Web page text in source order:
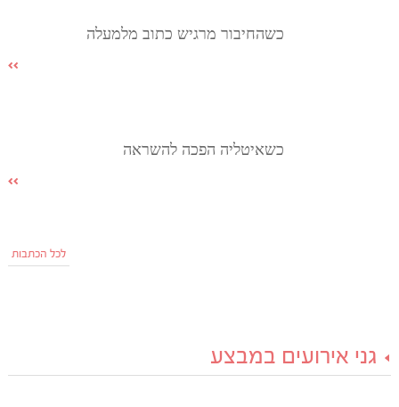
כשהחיבור מרגיש כתוב מלמעלה
כשאיטליה הפכה להשראה
לכל הכתבות
גני אירועים במבצע